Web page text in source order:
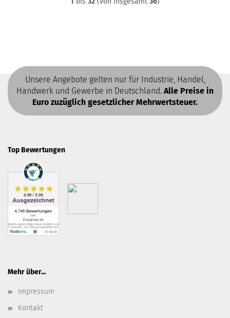
Unsere Angebote gelten nur für Industrie, Handel,
Handwerk und Gewerbe in Deutschland. Alle Preise in
Euro zuzüglich gesetzlicher Mehrwertsteuer.
Top Bewertungen
Mehr über...
Impressum
Kontakt